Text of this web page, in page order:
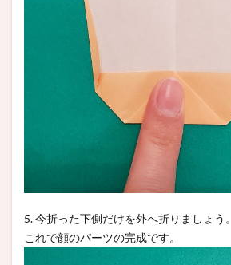
5. 今折った下側だけを外へ折りましょう。
これで顔のパーツの完成です。